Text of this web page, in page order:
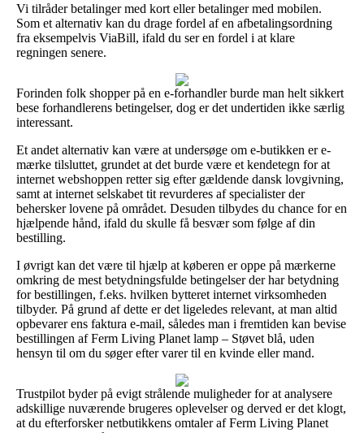
Vi tilråder betalinger med kort eller betalinger med mobilen.
Som et alternativ kan du drage fordel af en afbetalingsordning
fra eksempelvis ViaBill, ifald du ser en fordel i at klare
regningen senere.
Forinden folk shopper på en e-forhandler burde man helt sikkert
bese forhandlerens betingelser, dog er det undertiden ikke særlig
interessant.
Et andet alternativ kan være at undersøge om e-butikken er e-
mærke tilsluttet, grundet at det burde være et kendetegn for at
internet webshoppen retter sig efter gældende dansk lovgivning,
samt at internet selskabet tit revurderes af specialister der
behersker lovene på området. Desuden tilbydes du chance for en
hjælpende hånd, ifald du skulle få besvær som følge af din
bestilling.
I øvrigt kan det være til hjælp at køberen er oppe på mærkerne
omkring de mest betydningsfulde betingelser der har betydning
for bestillingen, f.eks. hvilken bytteret internet virksomheden
tilbyder. På grund af dette er det ligeledes relevant, at man altid
opbevarer ens faktura e-mail, således man i fremtiden kan bevise
bestillingen af Ferm Living Planet lamp – Støvet blå, uden
hensyn til om du søger efter varer til en kvinde eller mand.
Trustpilot byder på evigt strålende muligheder for at analysere
adskillige nuværende brugeres oplevelser og derved er det klogt,
at du efterforsker netbutikkens omtaler af Ferm Living Planet